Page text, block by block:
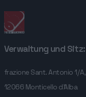
Verwaltung und Sitz:
frazione Sant. Antonio 1/A,
12066 Monticello d'Alba